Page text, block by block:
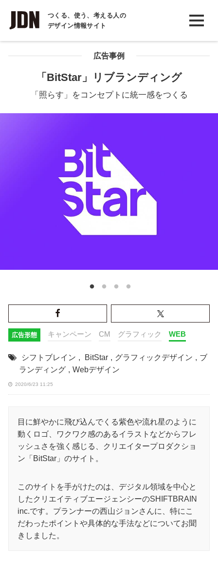
つくる、使う、考える人の
デザイン情報サイト
INTERVIEW
インタビュー
REPORT
COLUMN
広告事例
「BitStar」リブランディング
「照らす」をコンセプトに統一感をつくる
広告形態 キャンペーン CM グラフィック WEB
シフトブレイン , BitStar , グラフィックデザイン , ブ
ランディング , Webデザイン
2020/6/23 11:25
目に鮮やかに飛び込んでくる紫色や流れ星のように
動くロゴ、ワクワク感のあるイラストなどからフレ
ッシュさを強く感じる、クリエイタープロダクショ
ン「BitStar」のサイト。
このサイトを手がけたのは、デジタル領域を中心と
したクリエイティブエージェンシーのSHIFTBRAIN
inc.です。プランナーの西山ジョンさんに、特にこ
だわったポイントや具体的な手法などについてお聞
きしました。